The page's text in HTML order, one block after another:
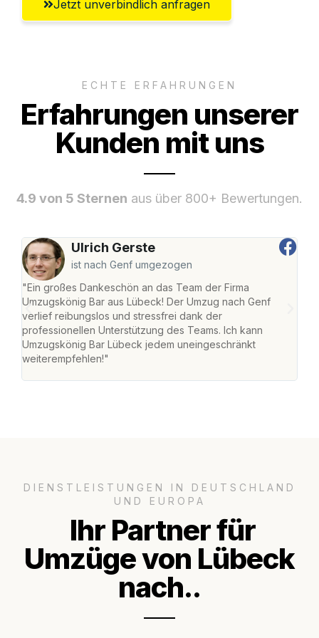
Jetzt unverbindlich anfragen
ECHTE ERFAHRUNGEN
Erfahrungen unserer
Kunden mit uns
4.9 von 5 Sternen aus über 800+ Bewertungen.
Ulrich Gerste
ist nach Genf umgezogen
"Ein großes Dankeschön an das Team der Firma
Umzugskönig Bar aus Lübeck! Der Umzug nach Genf
verlief reibungslos und stressfrei dank der
professionellen Unterstützung des Teams. Ich kann
Umzugskönig Bar Lübeck jedem uneingeschränkt
weiterempfehlen!"
DIENSTLEISTUNGEN IN DEUTSCHLAND
UND EUROPA
Ihr Partner für
Umzüge von Lübeck
nach..